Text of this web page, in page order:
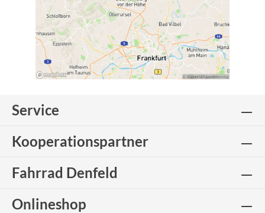
Service
Kooperationspartner
Fahrrad Denfeld
Onlineshop